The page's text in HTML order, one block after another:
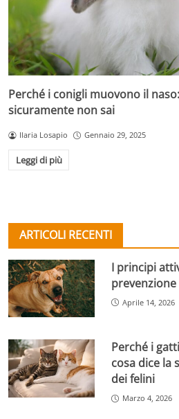
Perché i conigli muovono il
sicuramente non sai
Ilaria Losapio Gennaio 29, 2025
Leggi di più
ARTICOLI RECENTI
I principi
Aprile 14, 2026
Perché i
cosa dice la
dei felini
Marzo 4, 2026